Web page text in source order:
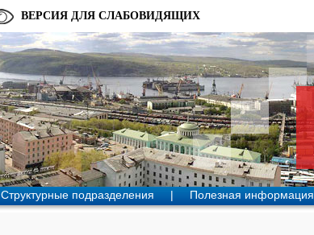
ВЕРСИЯ ДЛЯ СЛАБОВИДЯЩИХ
Структурные подразделения | Полезная информация